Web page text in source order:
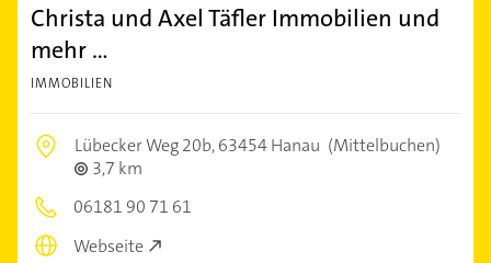
Christa und Axel Täfler Immobilien und
mehr ...
IMMOBILIEN
Lübecker Weg 20b,63454 Hanau (Mittelbuchen)
3,7 km
06181 90 71 61
Webseite